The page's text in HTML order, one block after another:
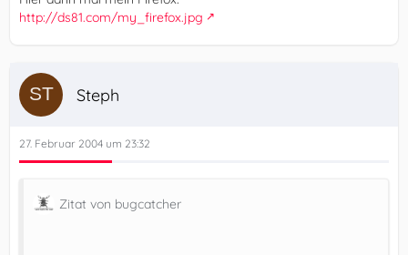
http://ds81.com/my_firefox.jpg
Steph
27. Februar 2004 um 23:32
Zitat von bugcatcher